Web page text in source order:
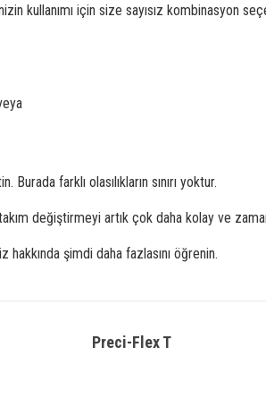
kullanımı için size sayısız kombinasyon
farklı olasılıkların sınırı yoktur.
değiştirmeyi artık çok daha kolay ve
şimdi daha fazlasını öğrenin.
Preci-Flex T